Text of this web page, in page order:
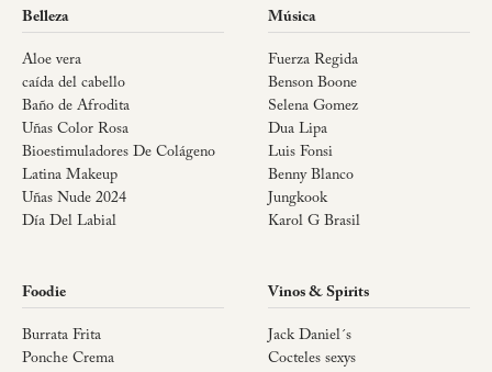
Belleza
Aloe vera
caída del cabello
Baño de Afrodita
Uñas Color Rosa
Bioestimuladores De Colágeno
Latina Makeup
Uñas Nude 2024
Día Del Labial
Música
Fuerza Regida
Benson Boone
Selena Gomez
Dua Lipa
Luis Fonsi
Benny Blanco
Jungkook
Karol G Brasil
Foodie
Burrata Frita
Ponche Crema
Vinos & Spirits
Jack Daniel´s
Cocteles sexys